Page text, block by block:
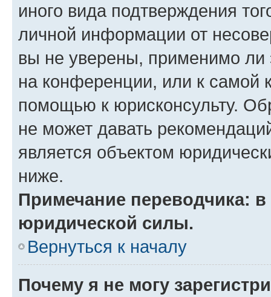
иного вида подтверждения
личной информации от
вы не уверены, применимо ли
на конференции, или к самой
помощью к юрисконсульту.
не может давать
является объектом
ниже.
Примечание переводчика:
юридической силы.
Вернуться к началу
Почему я не могу